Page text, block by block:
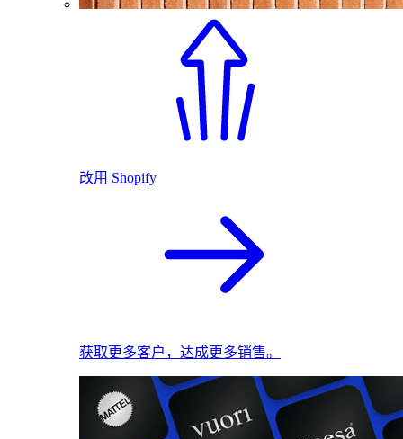
改用 Shopify
获取更多客户，达成更多销售。